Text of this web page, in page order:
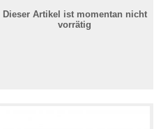
Dieser Artikel ist momentan nicht
vorrätig